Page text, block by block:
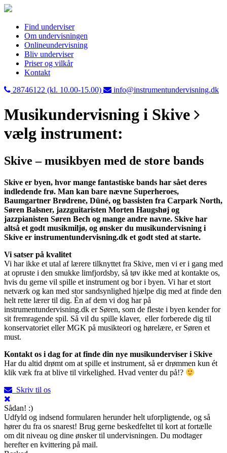
Find underviser
Om undervisningen
Onlineundervisning
Bliv underviser
Priser og vilkår
Kontakt
28746122 (kl. 10.00-15.00)
info@instrumentundervisning.dk
Musikundervisning i Skive
vælg instrument:
Skive – musikbyen med de store bands
Skive er byen, hvor mange fantastiske bands har sået deres
indledende frø. Man kan bare nævne Superheroes,
Baumgartner Brødrene, Düné, og bassisten fra Carpark North,
Søren Balsner, jazzguitaristen Morten Haugshøj og
jazzpianisten Søren Bech og mange andre navne. Skive har
altså et godt musikmiljø, og ønsker du musikundervisning i
Skive er instrumentundervisning.dk et godt sted at starte.
Vi satser på kvalitet
Vi har ikke et utal af lærere tilknyttet fra Skive, men vi er i gang med
at opruste i den smukke limfjordsby, så tøv ikke med at kontakte os,
hvis du gerne vil spille et instrument og bor i byen. Vi har et stort
netværk og kan med stor sandsynlighed hjælpe dig med at finde den
helt rette lærer til dig. Èn af dem vi dog har på
instrumentundervisning.dk er Søren, som de fleste i byen kender for
sit fremragende spil. Så vil du spille klaver, eller forberede dig til
konservatoriet eller MGK på musikteori og hørelære, er Søren et
must.
Kontakt os i dag for at finde din nye musikunderviser i Skive
Har du altid drømt om at spille et instrument, så er drømmen kun ét
klik væk fra at blive til virkelighed. Hvad venter du på!?
Skriv til os
Sådan! :)
Udfyld og indsend formularen herunder helt uforpligtende, og så
hører du fra os snarest! Brug gerne beskedfeltet til kort at fortælle
om dit niveau og dine ønsker til undervisningen. Du modtager
herefter en kvittering på mail.